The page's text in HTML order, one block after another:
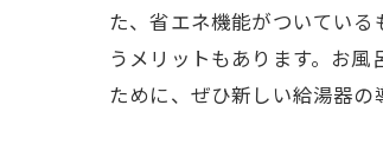
た、省エネ機能がついてい
うメリットもあります。お
ために、ぜひ新しい給湯器の